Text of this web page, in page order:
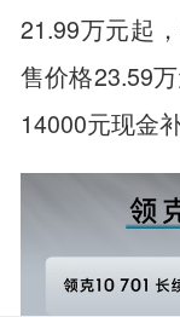
21.99万元起
售价格23.59
14000元现金补